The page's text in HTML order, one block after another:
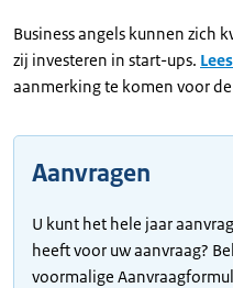
Business angels kunnen zich
zij investeren in start-ups.
aanmerking te komen voor
Aanvragen
U kunt het hele jaar
heeft voor uw aanvraag?
voormalige